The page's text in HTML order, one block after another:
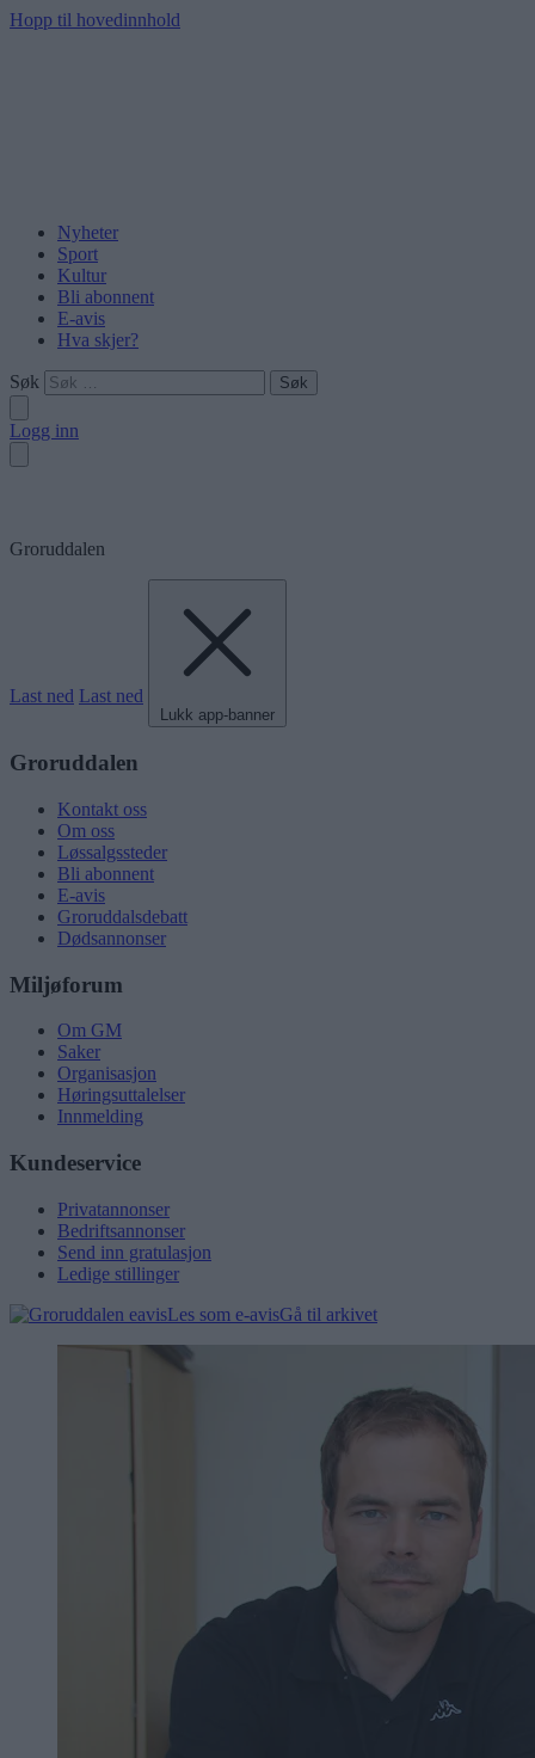
Hopp til hovedinnhold
Nyheter
Sport
Kultur
Bli abonnent
E-avis
Hva skjer?
Søk
Logg inn
Groruddalen
Last ned Last ned
Lukk app-banner
Groruddalen
Kontakt oss
Om oss
Løssalgssteder
Bli abonnent
E-avis
Groruddalsdebatt
Dødsannonser
Miljøforum
Om GM
Saker
Organisasjon
Høringsuttalelser
Innmelding
Kundeservice
Privatannonser
Bedriftsannonser
Send inn gratulasjon
Ledige stillinger
Les som e-avisGå til arkivet